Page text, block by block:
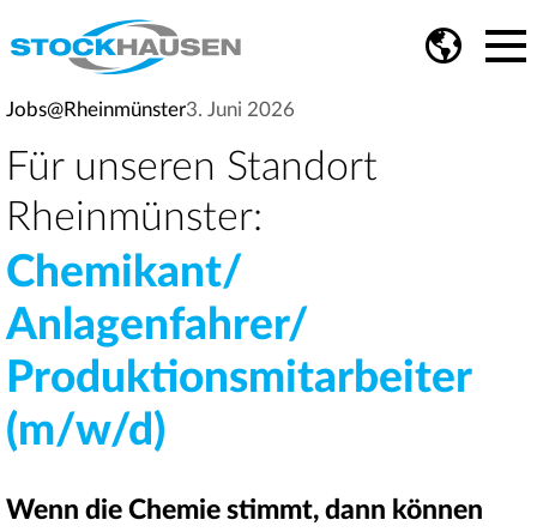
Jobs@Rheinmünster3. Juni 2026
Für unseren Standort
Rheinmünster:
Chemikant/
Anlagenfahrer/
Produktionsmitarbeiter
(m/w/d)
Wenn die Chemie stimmt, dann können